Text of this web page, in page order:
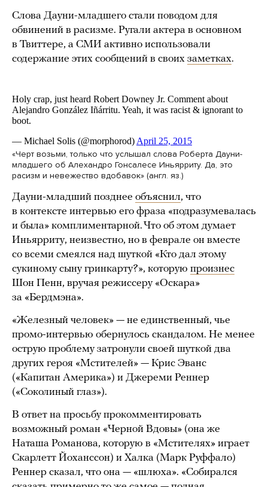
Слова Дауни-младшего стали поводом для
обвинений в расизме. Ругали актера в основном
в Твиттере, а СМИ активно использовали
содержание этих сообщений в своих заметках.
«Черт возьми, только что услышал слова Роберта Дауни-
младшего об Алехандро Гонсалесе Иньярриту. Да, это
расизм и невежество вдобавок» (англ. яз.)
Дауни-младший позднее объяснил, что
в контексте интервью его фраза «подразумевалась
и была» комплиментарной. Что об этом думает
Иньярриту, неизвестно, но в феврале он вместе
со всеми смеялся над шуткой «Кто дал этому
сукиному сыну гринкарту?», которую произнес
Шон Пенн, вручая режиссеру «Оскара»
за «Бердмэна».
«Железный человек» — не единственный, чье
промо-интервью обернулось скандалом. Не менее
острую проблему затронули своей шуткой два
других героя «Мстителей» — Крис Эванс
(«Капитан Америка») и Джереми Реннер
(«Соколиный глаз»).
В ответ на просьбу прокомментировать
возможный роман «Черной Вдовы» (она же
Наташа Романова, которую в «Мстителях» играет
Скарлетт Йоханссон) и Халка (Марк Руффало)
Реннер сказал, что она — «шлюха». «Собирался